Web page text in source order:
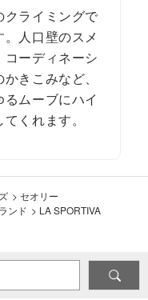
クライミングで
人口壁のスメ
ーディネーシ
きこみなど、
ムーブにハイ
くれます。
> セオリー
ンド > LA SPORTIVA